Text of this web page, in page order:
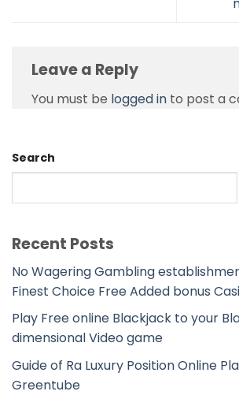
Leave a Reply
You must be logged in to post a
Search
Recent Posts
No Wagering Gambling
Finest Choice Free Added bonus
Play Free online Blackjack to your
dimensional Video game
Guide of Ra Luxury Position Online
Greentube